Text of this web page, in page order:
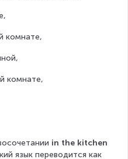
комнате,
комнате,
in the kitchen
язык переводится как